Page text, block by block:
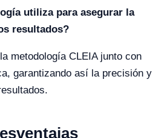
utiliza para asegurar la
resultados?
metodología CLEIA junto con
garantizando así la precisión y